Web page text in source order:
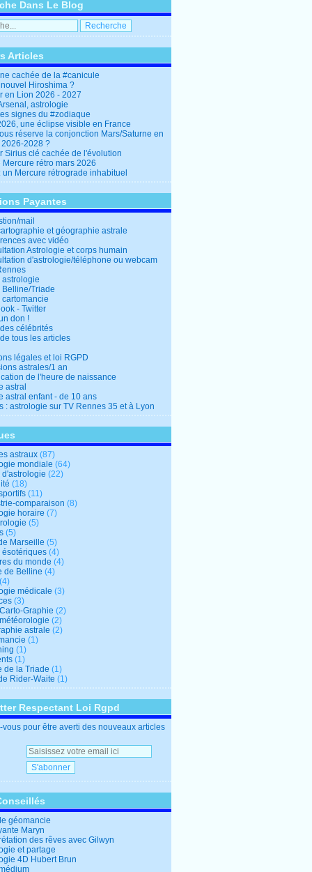
Dans Le Blog
Articles
cachée de la #canicule
Hiroshima ?
en Lion 2026 - 2027
astrologie
signes du #zodiaque
une éclipse visible en France
réserve la conjonction Mars/Saturne en
2026-2028 ?
Sirius clé cachée de l'évolution
Mercure rétro mars 2026
un Mercure rétrograde inhabituel
Payantes
mail
et géographie astrale
avec vidéo
Astrologie et corps humain
d'astrologie/téléphone ou webcam
astrologie
Belline/Triade
cartomancie
- Twitter
don !
célébrités
tous les articles
légales et loi RGPD
astrales/1 an
de l'heure de naissance
astral
astral enfant - de 10 ans
: astrologie sur TV Rennes 35 et à Lyon
astraux (87)
mondiale (64)
d'astrologie (22)
(18)
(11)
comparaison (8)
horaire (7)
(5)
(5)
Marseille (5)
ésotériques (4)
du monde (4)
de Belline (4)
médicale (3)
(3)
Graphie (2)
(2)
astrale (2)
(1)
(1)
(1)
de la Triade (1)
Rider-Waite (1)
Respectant Loi Rgpd
vous pour être averti des nouveaux articles
géomancie
Maryn
des rêves avec Gilwyn
et partage
4D Hubert Brun